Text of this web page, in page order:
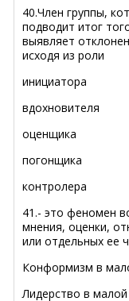
40.Член группы,
подводит итог
выявляет
исходя из роли
инициатора
вдохновителя
оценщика
погонщика
контролера
41.- это феномен
мнения, оценки,
или отдельных ее
Конформизм в
Лидерство в малой